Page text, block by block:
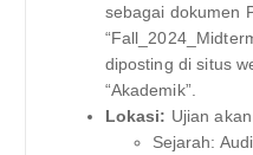
sebagai dokumen
diposting di situs
“Akademik”.
Lokasi: Ujian
Sejarah: